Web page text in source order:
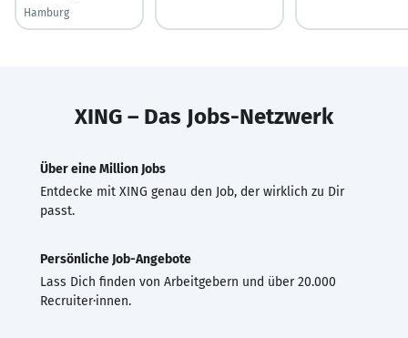
Hamburg
XING – Das Jobs-Netzwerk
Über eine Million Jobs
Entdecke mit XING genau den Job, der wirklich zu Dir
passt.
Persönliche Job-Angebote
Lass Dich finden von Arbeitgebern und über 20.000
Recruiter·innen.